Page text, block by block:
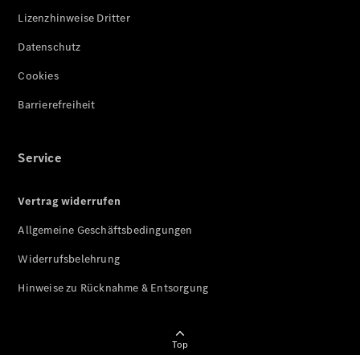
Lizenzhinweise Dritter
Datenschutz
Cookies
Barrierefreiheit
Service
Vertrag widerrufen
Allgemeine Geschäftsbedingungen
Widerrufsbelehrung
Hinweise zu Rücknahme & Entsorgung
Top